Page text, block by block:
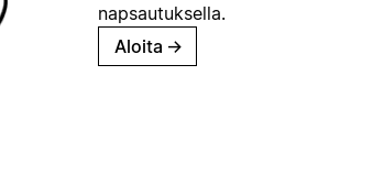
napsautuksella.
Aloita →